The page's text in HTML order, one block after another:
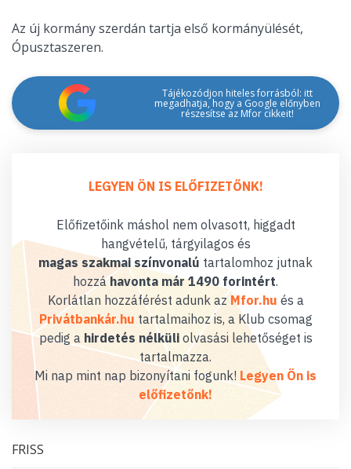
Az új kormány szerdán tartja első kormányülését,
Ópusztaszeren.
Tájékozódjon hiteles forrásból: itt
megadhatja, hogy a Google előnyben
részesítse az Mfor cikkeit!
LEGYEN ÖN IS ELŐFIZETŐNK!
Előfizetőink máshol nem olvasott, higgadt
hangvételű, tárgyilagos és
magas szakmai színvonalú tartalomhoz jutnak
hozzáhavonta már 1490 forintért.
Korlátlan hozzáférést adunk az Mfor.hu és a
Privátbankár.hu tartalmaihoz is, a Klub csomag
pedig a hirdetés nélküliolvasási lehetőséget is
tartalmazza.
Mi nap mint nap bizonyítani fogunk! Legyen Ön is
előfizetőnk!
FRISS